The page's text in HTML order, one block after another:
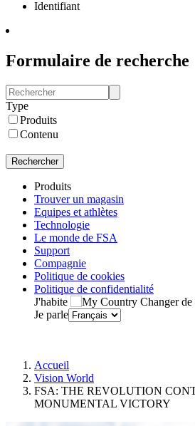
Identifiant
Formulaire de recherche
Type
Produits
Contenu
Rechercher
Produits
Trouver un magasin
Equipes et athlètes
Technologie
Le monde de FSA
Support
Compagnie
Politique de cookies
Politique de confidentialité
J'habite
Changer de
Je parle
Accueil
Vision World
FSA: THE REVOLUTION
MONUMENTAL VICTORY